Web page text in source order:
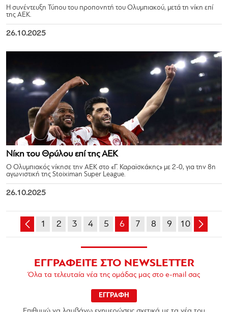
Η συνέντευξη Τύπου του προπονητή του Ολυμπιακού, μετά τη νίκη επί
της ΑΕΚ.
26.10.2025
Νίκη του Θρύλου επί της ΑΕΚ
Ο Ολυμπιακός νίκησε την ΑΕΚ στο «Γ. Καραϊσκάκης» με 2-0, για την 8η
αγωνιστική της Stoiximan Super League.
26.10.2025
1 2 3 4 5 6 7 8 9 10
ΕΓΓΡΑΦΕΙΤΕ ΣΤΟ NEWSLETTER
Όλα τα τελευταία νέα της ομάδας μας στο e-mail σας
ΕΓΓΡΑΦΗ